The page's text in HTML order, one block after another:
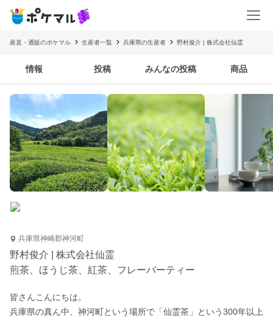
産直・通販のポケマル 生産者一覧 兵庫県の生産者 野村俊介 | 株式会社仙霊
情報 投稿 みんなの投稿 商品
兵庫県神崎郡神河町
野村俊介 | 株式会社仙霊
煎茶、ほうじ茶、紅茶、フレーバーティー
皆さんこんにちは。
兵庫県の真ん中、神河町という場所で「仙霊茶」という300年以上